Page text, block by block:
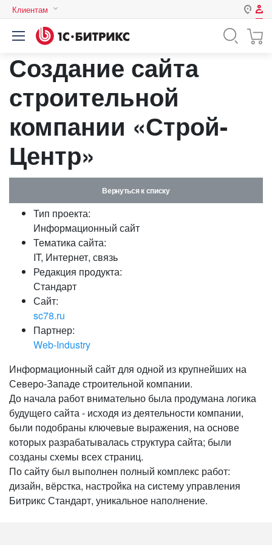
Клиентам
Казахстан
Авторизация
Зарегистрироваться
Логин
Пароль
компьютере
Забыли свой пароль?
или войдите с помощью
Создание сайта
строительной
компании «Строй-
Центр»
Вернуться к списку
Тип проекта:
Информационный сайт
Тематика сайта:
IT, Интернет, связь
Редакция продукта:
Стандарт
Сайт:
sc78.ru
Партнер:
Web-Industry
Информационный сайт для одной из крупнейших на
Северо-Западе строительной компании.
До начала работ внимательно была продумана логика
будущего сайта - исходя из деятельности компании,
были подобраны ключевые выражения, на основе
которых разрабатывалась структура сайта; были
созданы схемы всех страниц.
По сайту был выполнен полный комплекс работ:
дизайн, вёрстка, настройка на систему управления
Битрикс Стандарт, уникальное наполнение.